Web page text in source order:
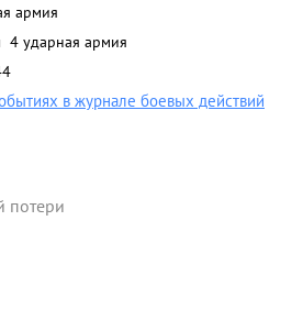
армия
4 ударная армия
в журнале боевых действий
потери